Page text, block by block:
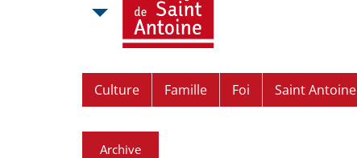
Culture Famille Foi Saint Antoine
Archive